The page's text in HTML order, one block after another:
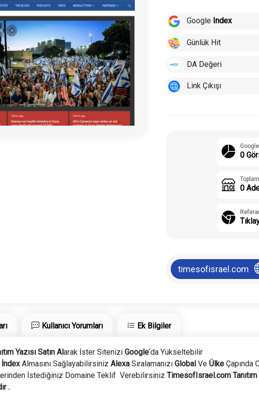
Google Index
Günlük Hit
DA Değeri
Link Çıkışı
0
0
timesofisrael.com
Kullanıcı Yorumları Ek Bilgiler
Yazısı Satın Alarak İster SiteniziGoogle‘da Yükseltebilir
İndexAlmasını SağlayabilirsinizAlexa Sıralamanızı Global VeÜlke Çapında
İstediğiniz Domaine Teklif VerebilirsinizTimesofIsrael.com
.